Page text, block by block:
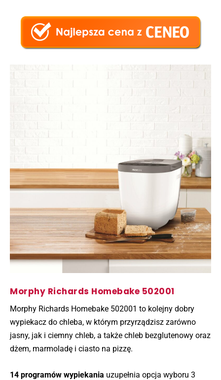
Morphy Richards Homebake 502001
Morphy Richards Homebake 502001 to kolejny dobry
wypiekacz do chleba, w którym przyrządzisz zarówno
jasny, jak i ciemny chleb, a także chleb bezglutenowy oraz
dżem, marmoladę i ciasto na pizzę.
14 programów wypiekania uzupełnia opcja wyboru 3